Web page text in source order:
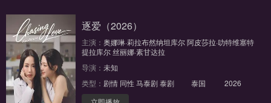
逐爱（2026）
主演： 奥娜琳·莉拉布然纳坦库尔阿皮莎拉·叻特维塞特
提拉库尔丝丽娜·素甘达拉
导演： 未知
类型： 剧情 同性 马泰剧泰剧 泰国
2026